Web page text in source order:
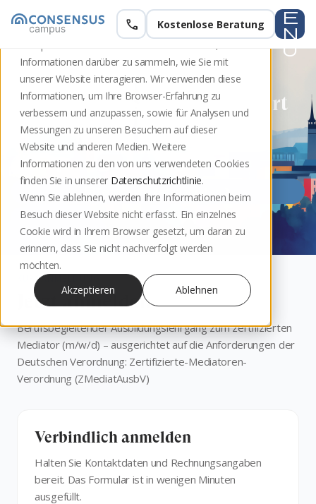
Diese Website speichert Cookies auf Ihrem
Informationen darüber zu sammeln, wie Sie mit
unserer Website interagieren. Wir verwenden diese
Informationen, um Ihre Browser-Erfahrung zu
verbessern und anzupassen, sowie für Analysen und
Messungen zu unseren Besuchern auf dieser
Website und anderen Medien. Weitere
Informationen zu den von uns verwendeten Cookies
finden Sie in unserer Datenschutzrichtlinie.
Wenn Sie ablehnen, werden Ihre Informationen beim
Besuch dieser Website nicht erfasst. Ein einzelnes
Cookie wird in Ihrem Browser gesetzt, um daran zu
erinnern, dass Sie nicht nachverfolgt werden
möchten.
Akzeptieren
Ablehnen
call Kostenlose Beratung
e
n
u
Zur Kursübersicht
Mediationsausbildung Stuttgart
Sommer 2026
Stuttgart
17.06.2026 – 25.10.2026
Termine und Zeiten ansehen
KURSANMELDUNG
Jetzt anmelden
Berufs­begleitender Ausbildungs­lehrgang zum zertifizierten
Mediator (m/w/d) – ausgerichtet auf die Anforderungen der
Deutschen Verordnung: Zertifizierte-Mediatoren-
Verordnung (ZMediatAusbV)
Verbindlich anmelden
Halten Sie Kontaktdaten und Rechnungsangaben
bereit. Das Formular ist in wenigen Minuten
ausgefüllt.